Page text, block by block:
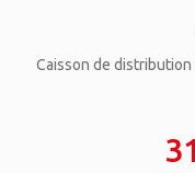
Caisson de distribution